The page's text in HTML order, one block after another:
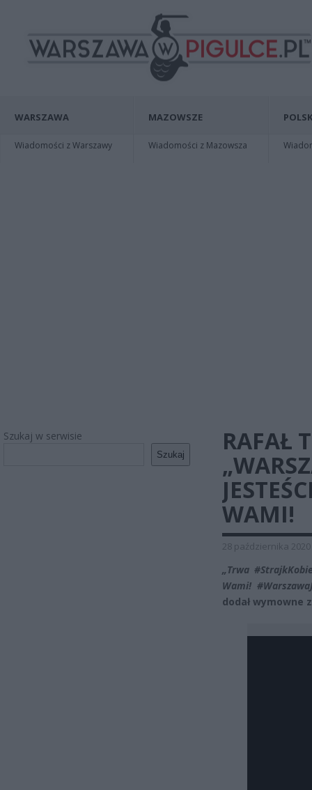
WARSZAWA
Wiadomości z Warszawy
MAZOWSZE
Wiadomości z Mazowsza
Szukaj w serwisie
Szukaj
RAFAŁ
WAMI!
28 października 2020
„Trwa #
Wami! #
dodał wymowne